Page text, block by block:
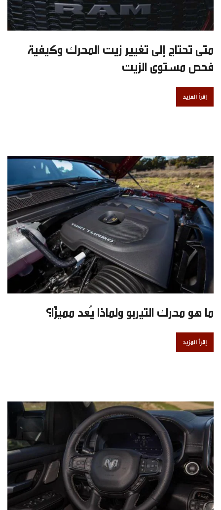
متى تحتاج إلى تغيير زيت المحرك وكيفية
فحص مستوى الزيت
إقرأ المزيد
ما هو محرك التيربو ولماذا يُعد مميزًا؟
إقرأ المزيد